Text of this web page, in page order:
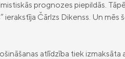
prognozes piepildās.
ierakstīja Čārlzs Dikenss. Un mēs
atlīdzība tiek